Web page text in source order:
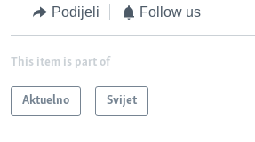
Podijeli Follow us
This item is part of
Aktuelno Svijet